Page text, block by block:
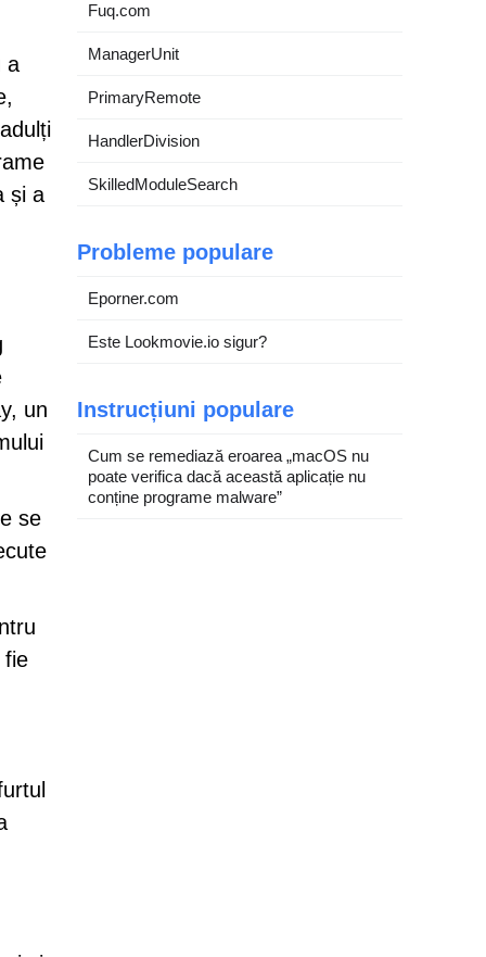
a
și a
un
se
fie
Fuq.com
ManagerUnit
PrimaryRemote
HandlerDivision
SkilledModuleSearch
Probleme populare
Eporner.com
Este Lookmovie.io sigur?
Instrucțiuni populare
Cum se remediază eroarea „macOS nu
poate verifica dacă această aplicație nu
conține programe malware”